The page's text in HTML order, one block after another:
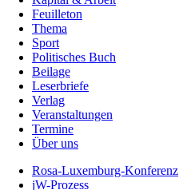
Feuilleton
Thema
Sport
Politisches Buch
Beilage
Leserbriefe
Verlag
Veranstaltungen
Termine
Über uns
Rosa-Luxemburg-Konferenz
jW-Prozess